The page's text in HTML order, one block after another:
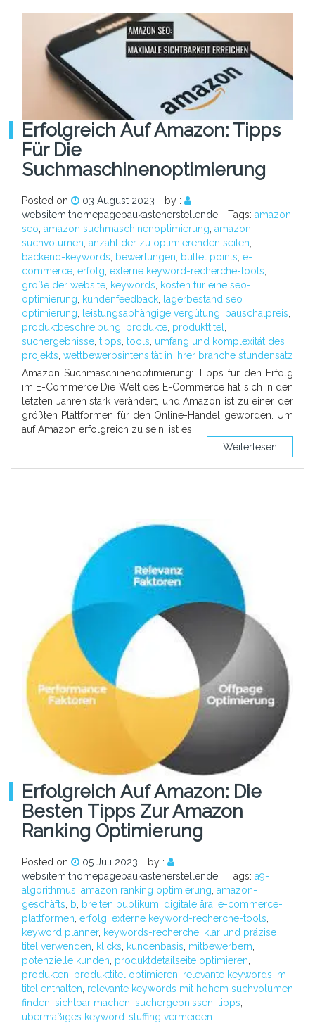
Erfolgreich Auf Amazon: Tipps
Für Die
Suchmaschinenoptimierung
Posted on 03 August 2023
by :
websitemithomepagebaukastenerstellende
Tags: amazon
seo, amazon suchmaschinenoptimierung, amazon-
suchvolumen, anzahl der zu optimierenden seiten,
backend-keywords, bewertungen, bullet points, e-
commerce, erfolg, externe keyword-recherche-tools,
größe der website, keywords, kosten für eine seo-
optimierung, kundenfeedback, lagerbestand seo
optimierung, leistungsabhängige vergütung, pauschalpreis,
produktbeschreibung, produkte, produkttitel,
suchergebnisse, tipps, tools, umfang und komplexität des
projekts, wettbewerbsintensität in ihrer branche stundensatz
Amazon Suchmaschinenoptimierung: Tipps für den Erfolg
im E-Commerce Die Welt des E-Commerce hat sich in den
letzten Jahren stark verändert, und Amazon ist zu einer der
größten Plattformen für den Online-Handel geworden. Um
auf Amazon erfolgreich zu sein, ist es
Weiterlesen
Erfolgreich Auf Amazon: Die
Besten Tipps Zur Amazon
Ranking Optimierung
Posted on 05 Juli 2023
by :
websitemithomepagebaukastenerstellende
Tags: a9-
algorithmus, amazon ranking optimierung, amazon-
geschäfts, b, breiten publikum, digitale ära, e-commerce-
plattformen, erfolg, externe keyword-recherche-tools,
keyword planner, keywords-recherche, klar und präzise
titel verwenden, klicks, kundenbasis, mitbewerbern,
potenzielle kunden, produktdetailseite optimieren,
produkten, produkttitel optimieren, relevante keywords im
titel enthalten, relevante keywords mit hohem suchvolumen
finden, sichtbar machen, suchergebnissen, tipps,
übermäßiges keyword-stuffing vermeiden